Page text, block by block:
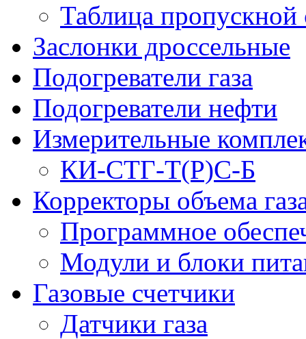
Таблица пропускной
Заслонки дроссельные
Подогреватели газа
Подогреватели нефти
Измерительные
КИ-СТГ-Т(Р)С-Б
Корректоры объема
Программное
Модули и блоки
Газовые счетчики
Датчики газа